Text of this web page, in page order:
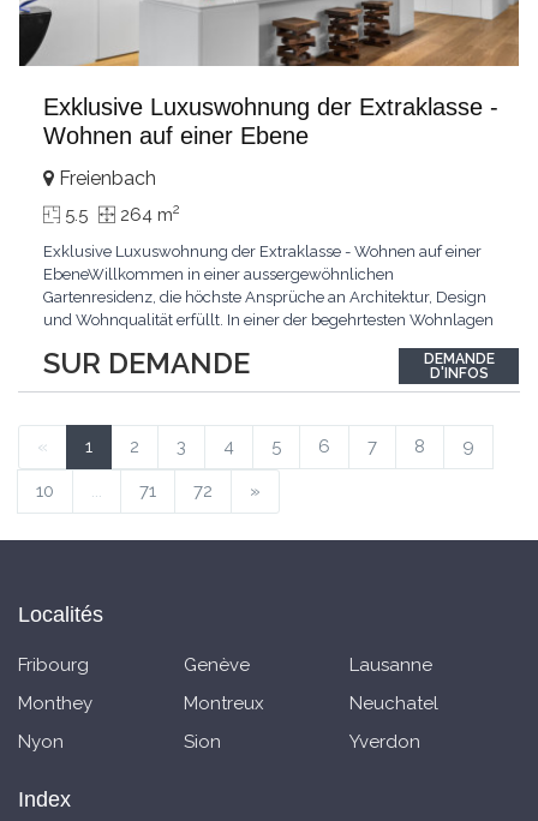
Exklusive Luxuswohnung der Extraklasse -
Wohnen auf einer Ebene
SUR DEMANDE
Freienbach
5.5 264 m2
Exklusive Luxuswohnung der Extraklasse - Wohnen auf einer
EbeneWillkommen in einer aussergewöhnlichen
Gartenresidenz, die höchste Ansprüche an Architektur, Design
und Wohnqualität erfüllt. In einer der begehrtesten Wohnlagen
exklusives Zuhause mit über 230 m² Wohnfläche, das
Grosszügigkeit, Privatsphäre und zeitlose Eleganz auf
DEMANDE
D'INFOS
« 1 2 3 4 5 6 7 8 9
10 ... 71 72 »
Localités
Fribourg Genève
Lausanne
Monthey
Montreux
Neuchatel
Nyon
Sion Yverdon
Index